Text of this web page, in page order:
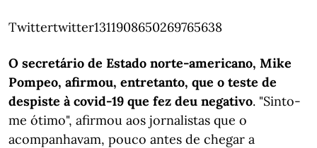
Twittertwitter1311908650269765638
O secretário de Estado norte-americano, Mike
Pompeo, afirmou, entretanto, que o teste de
despiste à covid-19 que fez deu negativo. "Sinto-
me ótimo", afirmou aos jornalistas que o
acompanhavam, pouco antes de chegar a